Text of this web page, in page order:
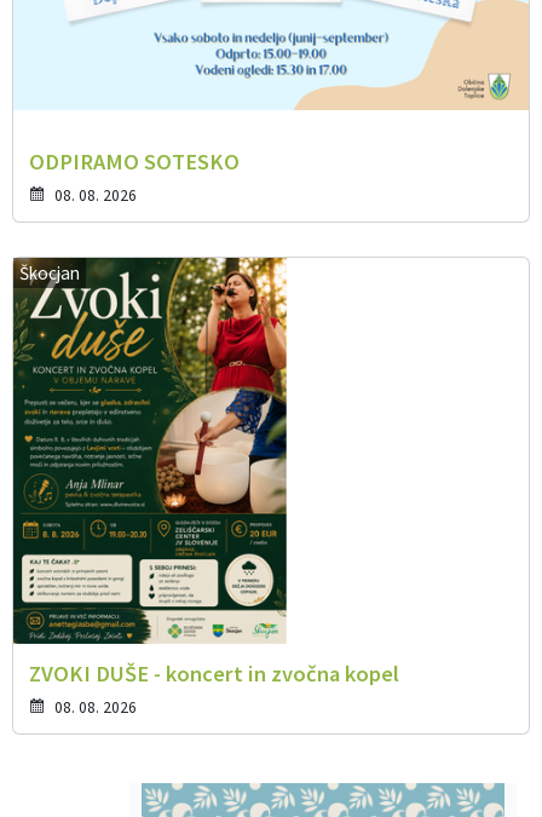
ODPIRAMO SOTESKO
08. 08. 2026
Škocjan
ZVOKI DUŠE - koncert in zvočna kopel
08. 08. 2026